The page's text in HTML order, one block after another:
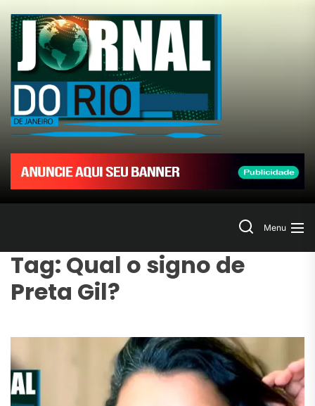
the
content
Jornal
do
Rio
de
SearchMenu
Tag: Qual o signo de
Preta Gil?